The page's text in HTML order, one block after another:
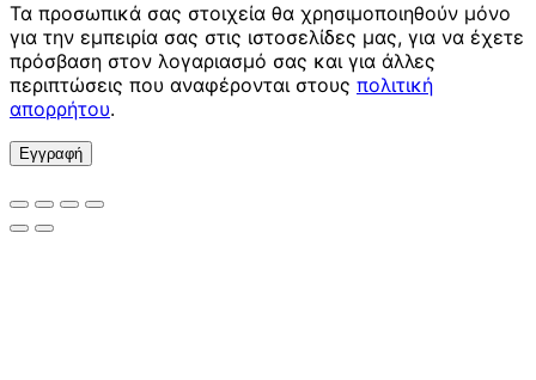
Τα προσωπικά σας στοιχεία θα χρησιμοποιηθούν μόνο
για την εμπειρία σας στις ιστοσελίδες μας, για να έχετε
πρόσβαση στον λογαριασμό σας και για άλλες
περιπτώσεις που αναφέρονται στους πολιτική
απορρήτου.
Εγγραφή